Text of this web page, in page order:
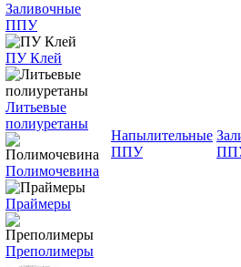
Заливочные
ППУ
ПУ Клей
Литьевые
полиуретаны
Полимочевина
Праймеры
Преполимеры
Напылительные
ППУ